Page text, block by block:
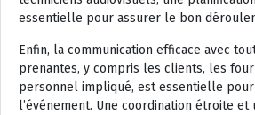
essentielle pour assurer le bon
Enfin, la communication efficace avec
prenantes, y compris les clients, les
personnel impliqué, est essentielle
l’événement. Une coordination étroite